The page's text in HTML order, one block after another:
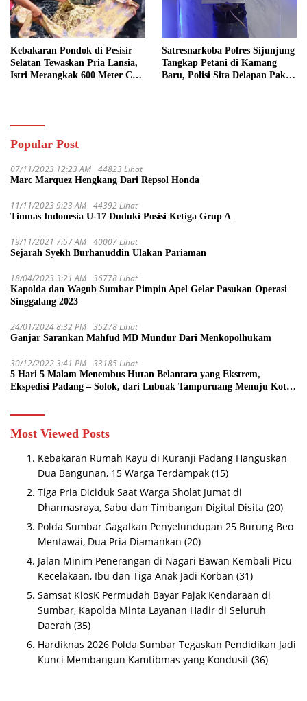
Kebakaran Pondok di Pesisir
Selatan Tewaskan Pria Lansia,
Istri Merangkak 600 Meter Cari
Satresnarkoba Polres Sijunjung
Tangkap Petani di Kamang
Baru, Polisi Sita Delapan Paket
Popular Post
07/11/2023 12:23 AM 44823 Lihat
Marc Marquez Hengkang Dari Repsol Honda
11/11/2023 9:23 AM 44392 Lihat
Timnas Indonesia U-17 Duduki Posisi Ketiga Grup A
19/11/2021 7:57 AM 40007 Lihat
Sejarah Syekh Burhanuddin Ulakan Pariaman
18/04/2023 3:21 AM 36778 Lihat
Kapolda dan Wagub Sumbar Pimpin Apel Gelar Pasukan Operasi
Singgalang 2023
24/01/2024 8:32 PM 35278 Lihat
Ganjar Sarankan Mahfud MD Mundur Dari Menkopolhukam
30/12/2022 3:41 PM 33185 Lihat
5 Hari 5 Malam Menembus Hutan Belantara yang Ekstrem,
Ekspedisi Padang – Solok, dari Lubuak Tampuruang Menuju Koto
Most Viewed Posts
Kebakaran Rumah Kayu di Kuranji Padang Hanguskan
Dua Bangunan, 15 Warga Terdampak (15)
Tiga Pria Diciduk Saat Warga Sholat Jumat di
Dharmasraya, Sabu dan Timbangan Digital Disita (20)
Polda Sumbar Gagalkan Penyelundupan 25 Burung Beo
Mentawai, Dua Pria Diamankan (20)
Jalan Minim Penerangan di Nagari Bawan Kembali Picu
Kecelakaan, Ibu dan Tiga Anak Jadi Korban (31)
Samsat KiosK Permudah Bayar Pajak Kendaraan di
Sumbar, Kapolda Minta Layanan Hadir di Seluruh
Daerah (35)
Hardiknas 2026 Polda Sumbar Tegaskan Pendidikan Jadi
Kunci Membangun Kamtibmas yang Kondusif (36)